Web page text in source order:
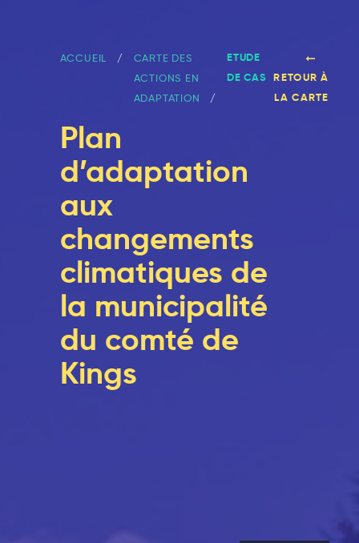
ACCUEIL
CARTE DES
ACTIONS EN
ADAPTATION
ETUDE
DE CAS RETOUR À
LA CARTE
Plan
d’adaptation
aux
changements
climatiques de
la municipalité
du comté de
Kings